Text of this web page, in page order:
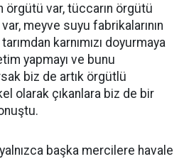
örgütü var, tüccarın örgütü
meyve suyu fabrikalarının
karnımızı doyurmaya
yapmayı ve bunu
biz de artık örgütlü
olarak çıkanlara biz de bir
başka mercilere havale